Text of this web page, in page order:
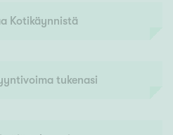
Kotikäynnistä
tukenasi